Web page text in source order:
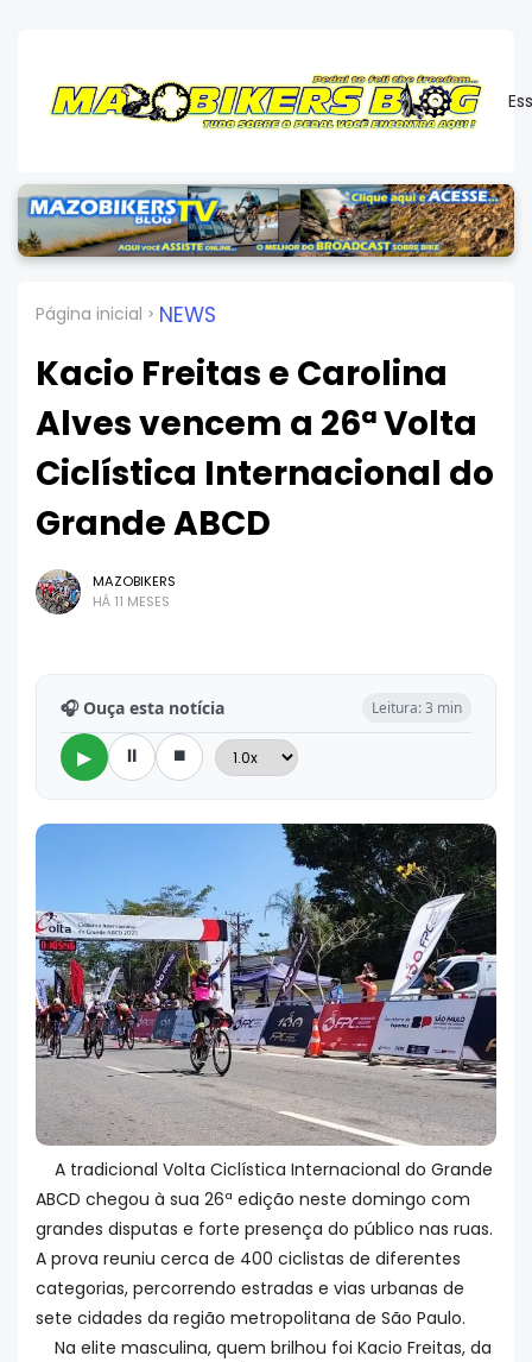
Página inicial NEWS
Kacio Freitas e Carolina
Alves vencem a 26ª Volta
Ciclística Internacional do
Grande ABCD
MAZOBIKERS
HÁ 11 MESES
🎧 Ouça esta notícia Leitura: 3 min
▶ ⏸ ⏹
A tradicional Volta Ciclística Internacional do Grande
ABCD chegou à sua 26ª edição neste domingo com
grandes disputas e forte presença do público nas ruas.
A prova reuniu cerca de 400 ciclistas de diferentes
categorias, percorrendo estradas e vias urbanas de
sete cidades da região metropolitana de São Paulo.
Na elite masculina, quem brilhou foi Kacio Freitas, da